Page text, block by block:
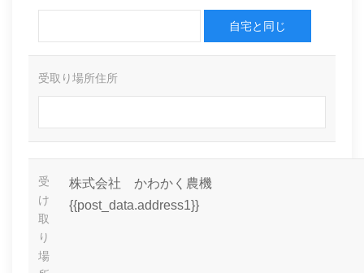
自宅と同じ
受取り場所住所
受
け
取
り
場
株式会社 かわかく農機
{{post_data.address1}}